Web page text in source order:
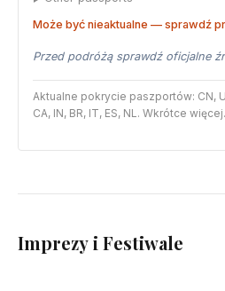
Może być nieaktualne — sprawdź
Przed podróżą sprawdź oficjalne
Aktualne pokrycie paszportów: CN,
CA, IN, BR, IT, ES, NL. Wkrótce więcej.
Imprezy i Festiwale